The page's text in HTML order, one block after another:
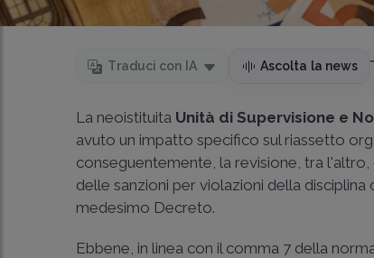
Traduci con IA Ascolta la news
La neoistituita Unità di Supervisione e
avuto un impatto specifico sul riassetto
conseguentemente, la revisione, tra
delle sanzioni per violazioni della
medesimo Decreto.
Ebbene, in linea con il comma 7 della